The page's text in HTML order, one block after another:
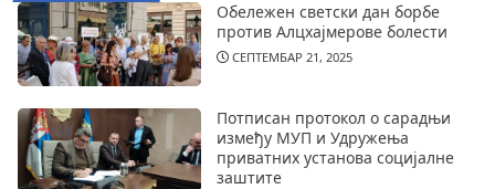
Обележен светски дан борбе
против Алцхајмерове болести
СЕПТЕМБАР 21, 2025
Потписан протокол о сарадњи
између МУП и Удружења
приватних установа социјалне
заштите